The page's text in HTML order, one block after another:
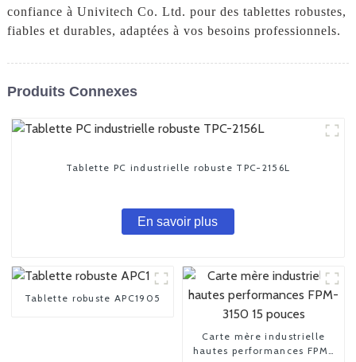
confiance à Univitech Co. Ltd. pour des tablettes robustes,
fiables et durables, adaptées à vos besoins professionnels.
Produits Connexes
Tablette PC industrielle robuste TPC-2156L
En savoir plus
Tablette robuste APC1905
Carte mère industrielle
hautes performances FPM-